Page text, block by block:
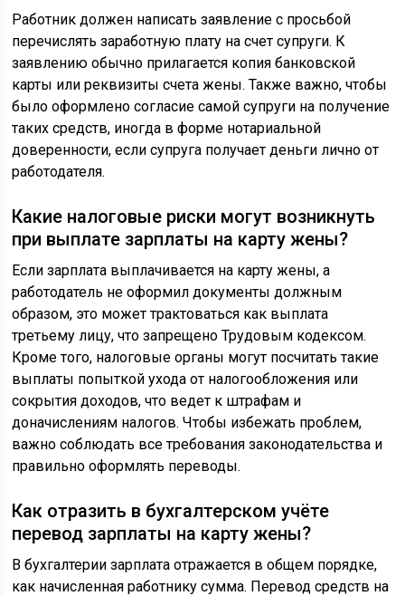
Работник должен написать заявление с просьбой
перечислять заработную плату на счет супруги. К
заявлению обычно прилагается копия банковской
карты или реквизиты счета жены. Также важно, чтобы
было оформлено согласие самой супруги на получение
таких средств, иногда в форме нотариальной
доверенности, если супруга получает деньги лично от
работодателя.
Какие налоговые риски могут возникнуть
при выплате зарплаты на карту жены?
Если зарплата выплачивается на карту жены, а
работодатель не оформил документы должным
образом, это может трактоваться как выплата
третьему лицу, что запрещено Трудовым кодексом.
Кроме того, налоговые органы могут посчитать такие
выплаты попыткой ухода от налогообложения или
сокрытия доходов, что ведет к штрафам и
доначислениям налогов. Чтобы избежать проблем,
важно соблюдать все требования законодательства и
правильно оформлять переводы.
Как отразить в бухгалтерском учёте
перевод зарплаты на карту жены?
В бухгалтерии зарплата отражается в общем порядке,
как начисленная работнику сумма. Перевод средств на